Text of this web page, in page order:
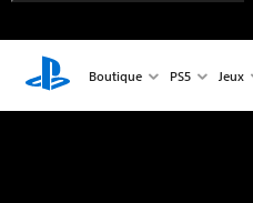
Boutique PS5 Jeux